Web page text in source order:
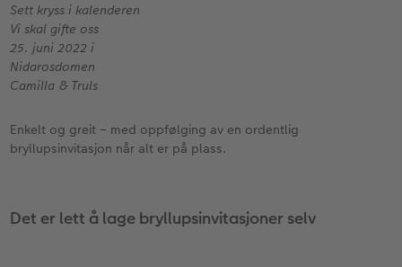
Sett kryss i kalenderen
Vi skal gifte oss
25. juni 2022 i
Nidarosdomen
Camilla & Truls
Enkelt og greit – med oppfølging av en ordentlig
bryllupsinvitasjon når alt er på plass.
Det er lett å lage bryllupsinvitasjoner selv